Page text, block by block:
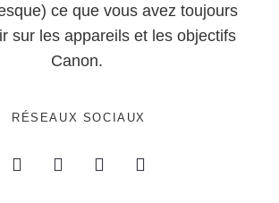
ce que vous avez toujours
sur les appareils et les objectifs
Canon.
RÉSEAUX SOCIAUX